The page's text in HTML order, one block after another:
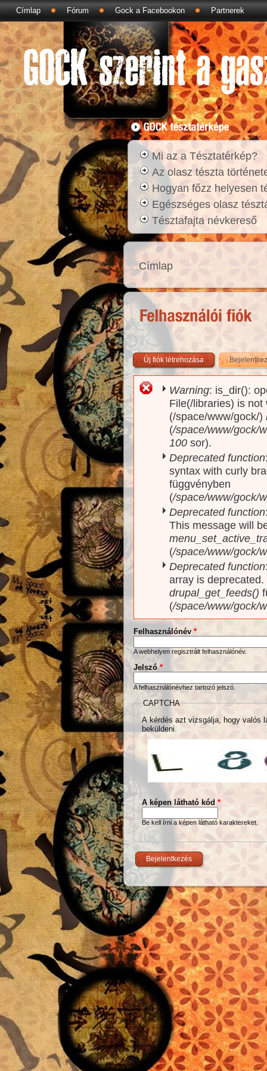
Címlap Fórum Gock a Facebookon Partnerek
Mi az a Tésztatérkép?
Az olasz tészta
Hogyan főzz helyesen
Egészséges olasz
Tésztafajta névkereső
Címlap
Új fiók létrehozása
Hibaüzenet
Warning: is_dir():
File(/libraries) is
(/space/www/gock/)
(/space/www/gock/
100 sor).
Deprecated function
syntax with curly
függvényben
(/space/www/gock/
Deprecated function
This message will
(/space/www/gock/
Deprecated function
array is
drupal_get_feeds()
(/space/www/gock/
Felhasználónév *
A webhelyen regisztrált felhasználónév.
Jelszó*
A felhasználónévhez tartozó jelszó.
CAPTCHA
A kérdés azt vizsgálja, hogy valós
beküldeni.
A képen látható kód *
Be kell írni a képen látható karaktereket.